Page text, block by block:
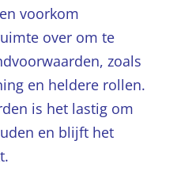
voorkom
over om te
zoals
en heldere rollen.
is het lastig om
en blijft het